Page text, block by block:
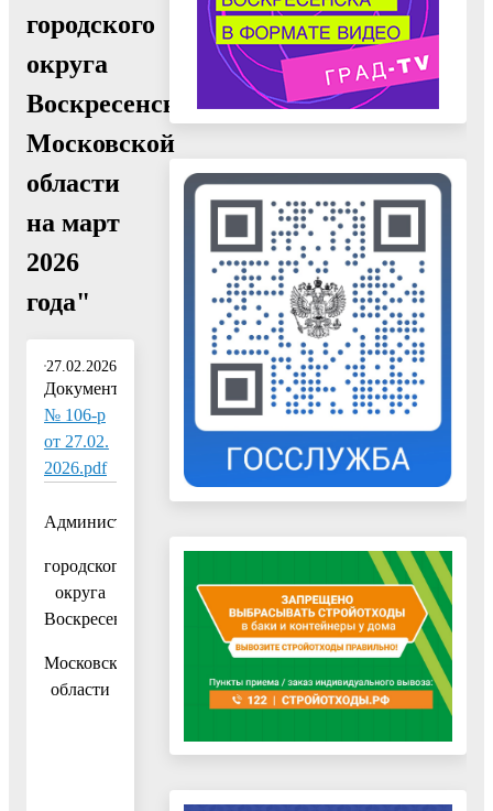
городского
округа
Воскресенск
Московской
области
на март
2026
года"
27.02.2026
Документ:
№ 106-р
от 27.02.
2026.pdf
Администрация
городского
округа
Воскресенск
Московской
области